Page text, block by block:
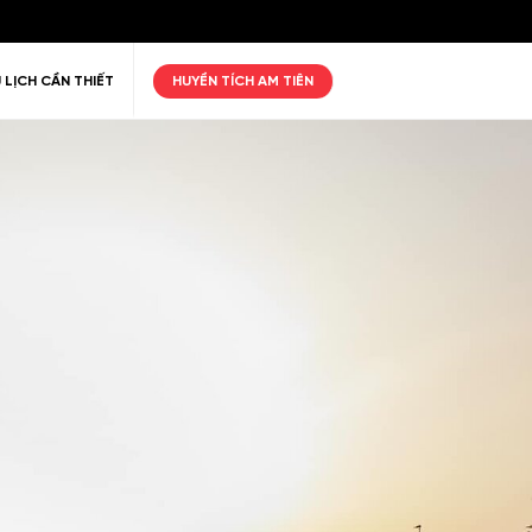
CẦN THIẾT HUYỀN TÍCH AM TIÊN